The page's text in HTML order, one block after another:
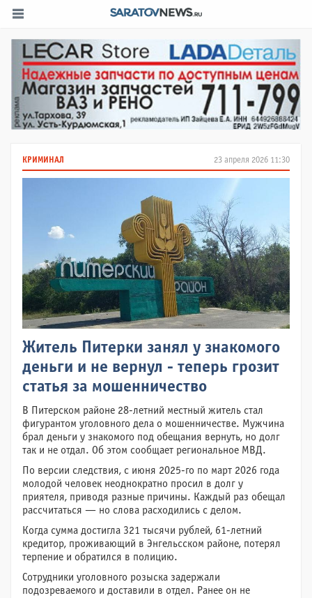
23 апреля 2026 11:30
КРИМИНАЛ
Житель Питерки занял у знакомого
деньги и не вернул - теперь грозит
статья за мошенничество
В Питерском районе 28-летний местный житель стал
фигурантом уголовного дела о мошенничестве. Мужчина
брал деньги у знакомого под обещания вернуть, но долг
так и не отдал. Об этом сообщает региональное МВД.
По версии следствия, с июня 2025-го по март 2026 года
молодой человек неоднократно просил в долг у
приятеля, приводя разные причины. Каждый раз обещал
рассчитаться — но слова расходились с делом.
Когда сумма достигла 321 тысячи рублей, 61-летний
кредитор, проживающий в Энгельсском районе, потерял
терпение и обратился в полицию.
Сотрудники уголовного розыска задержали
подозреваемого и доставили в отдел. Ранее он не